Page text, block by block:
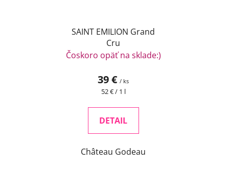
SAINT EMILION Grand
Cru
Čoskoro opäť na sklade:)
39 € / ks
Jednotková
52 € / 1 l
DETAIL
Château Godeau